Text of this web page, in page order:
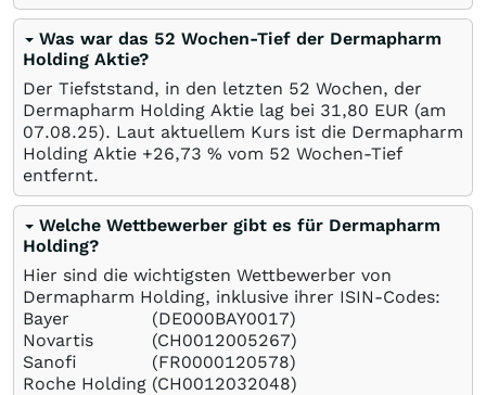
Was war das 52 Wochen-Tief der Dermapharm
Holding Aktie?
Der Tiefststand, in den letzten 52 Wochen, der
Dermapharm Holding Aktie lag bei 31,80 EUR (am
07.08.25). Laut aktuellem Kurs ist die Dermapharm
Holding Aktie +26,73 % vom 52 Wochen-Tief
entfernt.
Welche Wettbewerber gibt es für Dermapharm
Holding?
Hier sind die wichtigsten Wettbewerber von
Dermapharm Holding, inklusive ihrer ISIN-Codes:
Bayer
(DE000BAY0017)
Novartis
(CH0012005267)
Sanofi
(FR0000120578)
Roche Holding (CH0012032048)